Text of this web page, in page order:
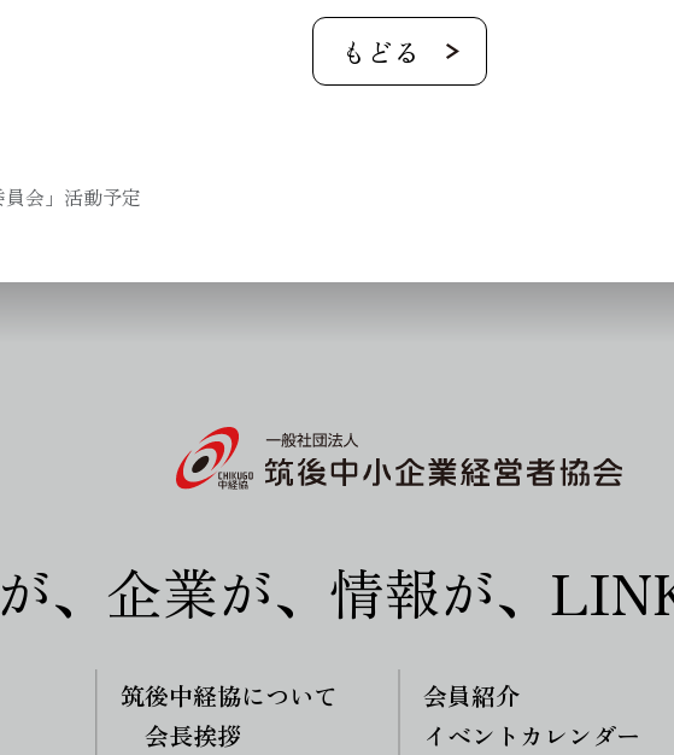
員会」活動予定
、企業が、情報が、
筑後中経協について
会長挨拶
会員紹介
イベントカレンダー